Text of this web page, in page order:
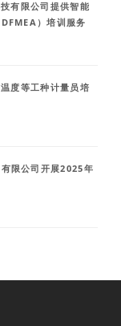
有限公司提供智能
）培训服务
度等工种计量员培
限公司开展2025年